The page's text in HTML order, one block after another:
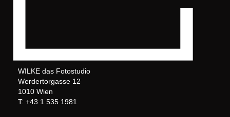
WILKE das Fotostudio
Werdertorgasse 12
1010 Wien
T: +43 1 535 1981